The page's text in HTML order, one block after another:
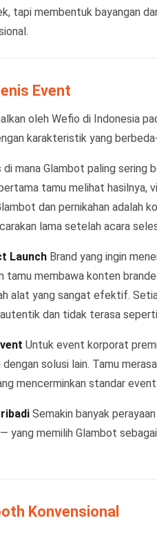
tapi membentuk bayangan
Event
oleh Wefio di Indonesia
karakteristik yang
di mana Glambot paling sering
tamu melihat hasilnya,
dan pernikahan adalah
lama setelah acara
Launch Brand yang ingin
tamu membawa konten
alat yang sangat efektif.
dan tidak terasa
Untuk event korporat
solusi lain. Tamu
mencerminkan standar
Semakin banyak
yang memilih Glambot
Konvensional